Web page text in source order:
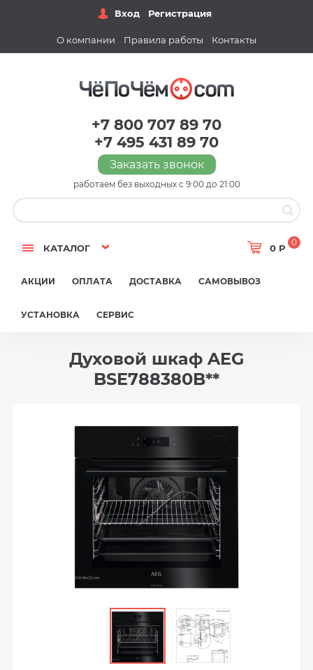
Вход Регистрация
О компании Правила работы Контакты
+7 800 707 89 70
+7 495 431 89 70
Заказать звонок
работаем без выходных с 9:00 до 21:00
КАТАЛОГ 0 Р
0
АКЦИИ ОПЛАТА ДОСТАВКА САМОВЫВОЗ
УСТАНОВКА СЕРВИС
Духовой шкаф AEG
BSE788380B**